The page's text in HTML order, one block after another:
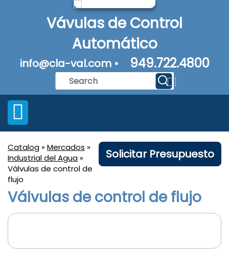
Vávulas de Control
Automático
info@cla-val.com • 949.722.4800
Solicitar Presupuesto
Catalog »Mercados »
Industrial del Agua »
Válvulas de control de
flujo
Válvulas de control de flujo